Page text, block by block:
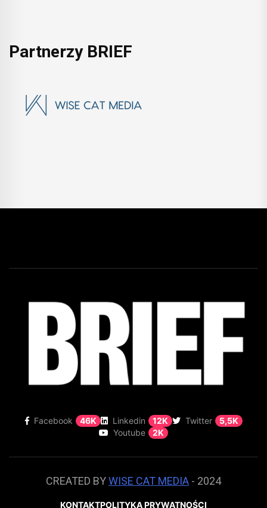
Partnerzy BRIEF
Facebook 46K Linkedin 12K Twitter
5,5K
Youtube
2K
CREATED BYWISE CAT MEDIA - 2024
KONTAKTPOLITYKA PRYWATNOŚCI